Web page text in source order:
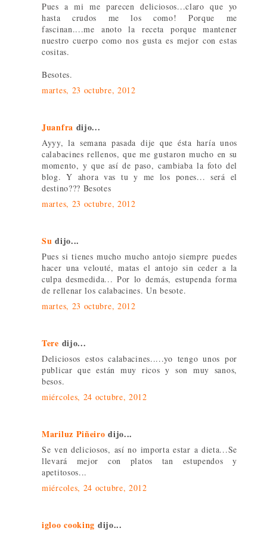
Pues a mi me parecen deliciosos...claro que yo
hasta crudos me los como! Porque me
fascinan....me anoto la receta porque mantener
nuestro cuerpo como nos gusta es mejor con estas
cositas.
Besotes.
martes, 23 octubre, 2012
Juanfra dijo...
Ayyy, la semana pasada dije que ésta haría unos
calabacines rellenos, que me gustaron mucho en su
momento, y que así de paso, cambiaba la foto del
blog. Y ahora vas tu y me los pones... será el
destino??? Besotes
martes, 23 octubre, 2012
Su dijo...
Pues si tienes mucho mucho antojo siempre puedes
hacer una velouté, matas el antojo sin ceder a la
culpa desmedida... Por lo demás, estupenda forma
de rellenar los calabacines. Un besote.
martes, 23 octubre, 2012
Tere dijo...
Deliciosos estos calabacines.....yo tengo unos por
publicar que están muy ricos y son muy sanos,
besos.
miércoles, 24 octubre, 2012
Mariluz Piñeiro dijo...
Se ven deliciosos, así no importa estar a dieta...Se
llevará mejor con platos tan estupendos y
apetitosos...
miércoles, 24 octubre, 2012
igloo cooking dijo...